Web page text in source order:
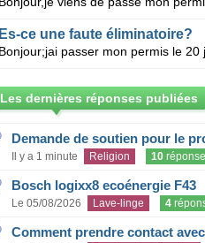
Es-ce une faute éliminatoire?
Les dernières réponses publiées
Demande de soutien pour le
Il y a 1 minute Religion 10
Bosch logixx8 ecoénergie F43
Le 05/08/2026 Lave-linge 4
Comment prendre contact